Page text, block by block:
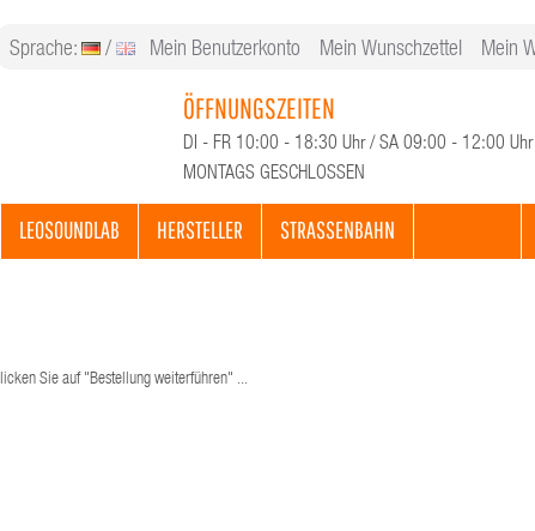
Sprache: / Mein Benutzerkonto Mein Wunschzettel Mein
ÖFFNUNGSZEITEN
DI - FR 10:00 - 18:30 Uhr / SA 09:00 - 12:00 Uhr
MONTAGS GESCHLOSSEN
LEOSOUNDLAB HERSTELLER STRASSENBAHN
Sie auf "Bestellung weiterführen" ...